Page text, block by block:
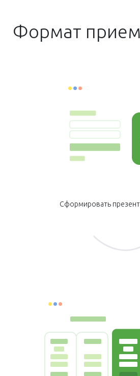
Формат
Сформировать